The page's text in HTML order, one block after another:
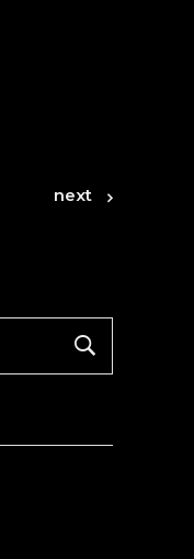
next